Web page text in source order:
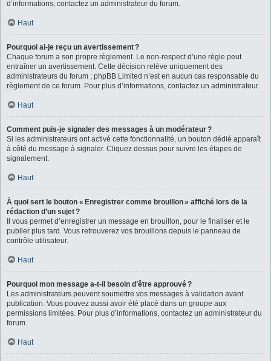
d’informations, contactez un administrateur du forum.
Haut
Pourquoi ai-je reçu un avertissement ?
Chaque forum a son propre règlement. Le non-respect d’une règle peut
entraîner un avertissement. Cette décision relève uniquement des
administrateurs du forum ; phpBB Limited n’est en aucun cas responsable du
règlement de ce forum. Pour plus d’informations, contactez un administrateur.
Haut
Comment puis-je signaler des messages à un modérateur ?
Si les administrateurs ont activé cette fonctionnalité, un bouton dédié apparaît
à côté du message à signaler. Cliquez dessus pour suivre les étapes de
signalement.
Haut
À quoi sert le bouton « Enregistrer comme brouillon » affiché lors de la
rédaction d’un sujet ?
Il vous permet d’enregistrer un message en brouillon, pour le finaliser et le
publier plus tard. Vous retrouverez vos brouillons depuis le panneau de
contrôle utilisateur.
Haut
Pourquoi mon message a-t-il besoin d’être approuvé ?
Les administrateurs peuvent soumettre vos messages à validation avant
publication. Vous pouvez aussi avoir été placé dans un groupe aux
permissions limitées. Pour plus d’informations, contactez un administrateur du
forum.
Haut